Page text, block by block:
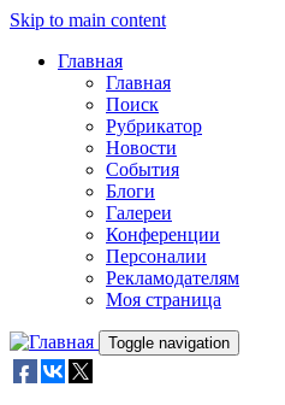
Skip to main content
Главная
Главная
Поиск
Рубрикатор
Новости
События
Блоги
Галереи
Конференции
Персоналии
Рекламодателям
Моя страница
Toggle navigation